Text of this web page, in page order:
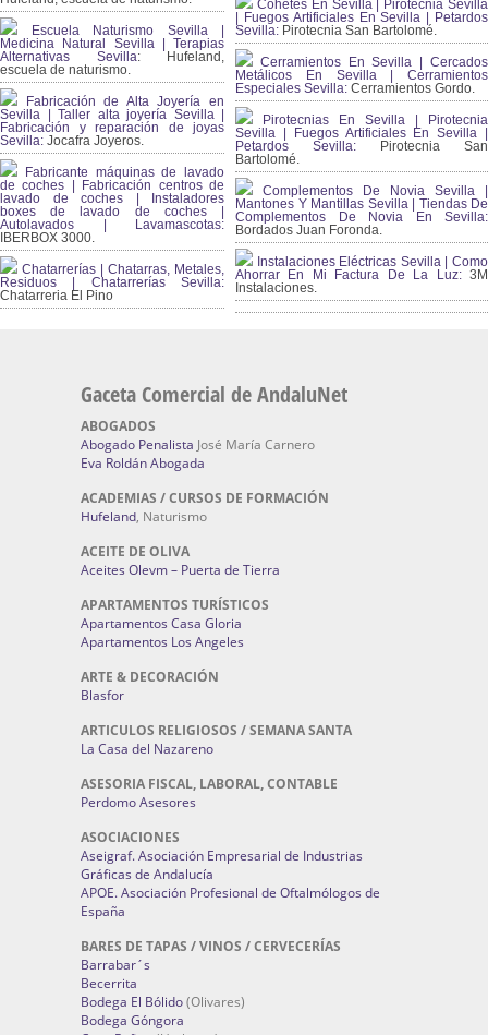
Escuela Naturismo Sevilla |
Medicina Natural Sevilla | Terapias
Alternativas Sevilla: Hufeland,
escuela de naturismo.
Fabricación de Alta Joyería en
Sevilla | Taller alta joyería Sevilla |
Fabricación y reparación de joyas
Sevilla: Jocafra Joyeros.
Fabricante máquinas de lavado
de coches | Fabricación centros de
lavado de coches | Instaladores
boxes de lavado de coches |
Autolavados | Lavamascotas:
IBERBOX 3000.
Chatarrerías | Chatarras, Metales,
Residuos | Chatarrerías Sevilla:
Chatarreria El Pino
Cohetes En Sevilla | Pirotecnia Sevilla
| Fuegos Artificiales En Sevilla | Petardos
Sevilla: Pirotecnia San Bartolomé.
Cerramientos En Sevilla | Cercados
Metálicos En Sevilla | Cerramientos
Especiales Sevilla: Cerramientos Gordo.
Pirotecnias En Sevilla | Pirotecnia
Sevilla | Fuegos Artificiales En Sevilla |
Petardos Sevilla: Pirotecnia San
Bartolomé.
Complementos De Novia Sevilla |
Mantones Y Mantillas Sevilla | Tiendas De
Complementos De Novia En Sevilla:
Bordados Juan Foronda.
Instalaciones Eléctricas Sevilla | Como
Ahorrar En Mi Factura De La Luz:3M
Instalaciones.
Gaceta Comercial de AndaluNet
ABOGADOS
Abogado Penalista José María Carnero
Eva Roldán Abogada
ACADEMIAS / CURSOS DE FORMACIÓN
Hufeland, Naturismo
ACEITE DE OLIVA
Aceites Olevm – Puerta de Tierra
APARTAMENTOS TURÍSTICOS
Apartamentos Casa Gloria
Apartamentos Los Angeles
ARTE & DECORACIÓN
Blasfor
ARTICULOS RELIGIOSOS / SEMANA SANTA
La Casa del Nazareno
ASESORIA FISCAL, LABORAL, CONTABLE
Perdomo Asesores
ASOCIACIONES
Aseigraf. Asociación Empresarial de Industrias
Gráficas de Andalucía
APOE. Asociación Profesional de Oftalmólogos de
España
BARES DE TAPAS / VINOS / CERVECERÍAS
Barrabar´s
Becerrita
Bodega El Bólido(Olivares)
Bodega Góngora